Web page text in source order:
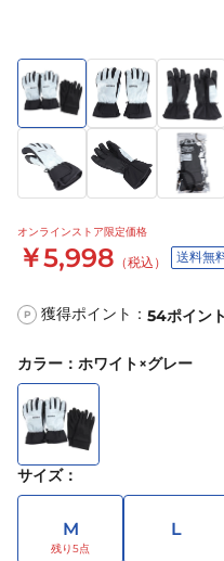
オンラインストア限定価格
￥5,998 （税込） 送料無
P 獲得ポイント： 54ポイント
カラー ： ホワイト×グレー
サイズ：
M L